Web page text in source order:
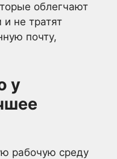
облегчают
и не тратят
почту,
у
рабочую среду